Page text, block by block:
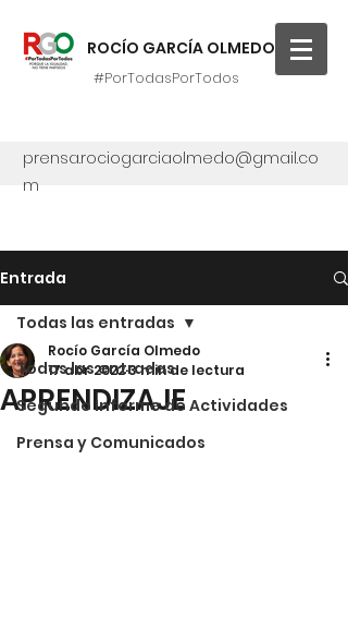
#PorTodasPorTodos
prensa.rociogarciaolmedo@gmail.co
m
ROCÍO GARCÍA OLMEDO
Entrada
Todas las entradas
Segundo Informe de Actividades
Prensa y Comunicados
Todas las entradas
APRENDIZAJE
Rocío García Olmedo
17 abr 20223 min de lectura